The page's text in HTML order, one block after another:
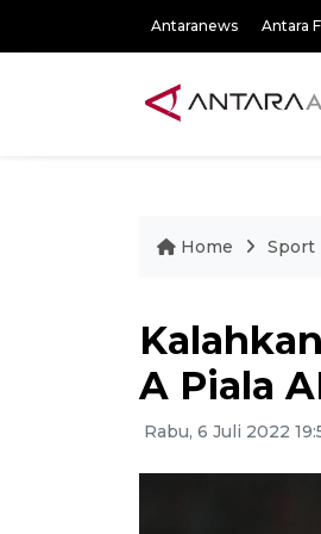
Antaranews Antara
Home Sport
A Piala
Rabu, 6 Juli 2022